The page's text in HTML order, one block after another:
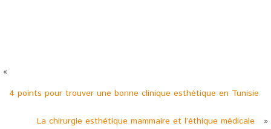
«
4 points pour trouver une bonne clinique esthétique en Tunisie
La chirurgie esthétique mammaire et l’éthique médicale »